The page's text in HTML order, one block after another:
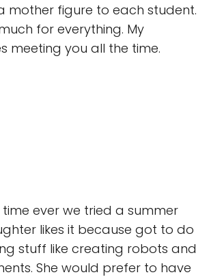
mother figure to each student.
for everything. My
meeting you all the time.
ever we tried a summer
likes it because got to do
stuff like creating robots and
She would prefer to have